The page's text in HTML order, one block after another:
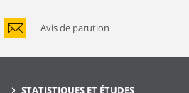
Avis de parution
STATISTIQUES ET ÉTUDES